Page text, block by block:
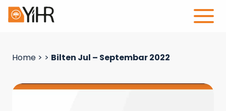
Home > > Bilten Jul – Septembar 2022